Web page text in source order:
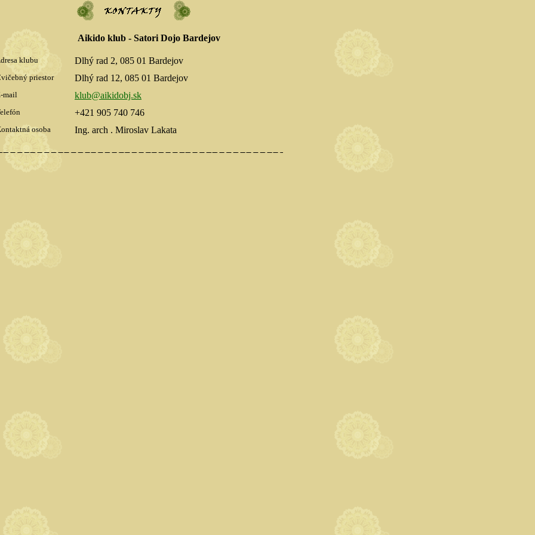
Aikido klub - Satori Dojo Bardejov
klubu Dlhý rad 2, 085 01 Bardejov
priestor Dlhý rad 12, 085 01 Bardejov
mail klub@aikidobj.sk
+421 905 740 746
osoba Ing. arch . Miroslav Lakata